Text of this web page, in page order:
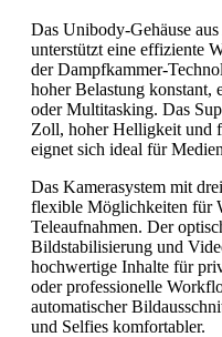
Das Unibody-Gehäuse
unterstützt eine effiziente
der Dampfkammer-
hoher Belastung konstant,
oder Multitasking. Das
Zoll, hoher Helligkeit und
eignet sich ideal für
Das Kamerasystem mit
flexible Möglichkeiten für
Teleaufnahmen. Der
Bildstabilisierung und
hochwertige Inhalte für
oder professionelle
automatischer
und Selfies komfortabler.